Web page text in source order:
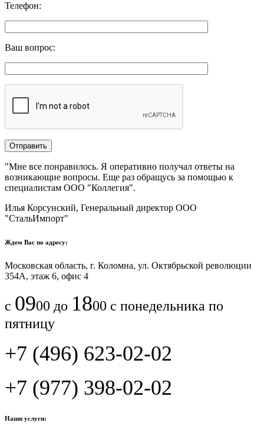
Телефон:
Ваш вопрос:
"Мне все понравилось.​ ​Я оперативно получал ответы на
возникающие вопросы. Еще раз обращусь за помощью к
специалистам ООО "Коллегия".​
Илья Корсунский, Генеральный директор ООО
"СтальИмпорт"
Ждем Вас по адресу:
Московская область, г. Коломна, ул. Октябрьской революции
354А, этаж 6, офис 4
с 0900 до 1800 с понедельника по
пятницу
+7 (496) 623-02-02
+7 (977) 398-02-02
Наши услуги: